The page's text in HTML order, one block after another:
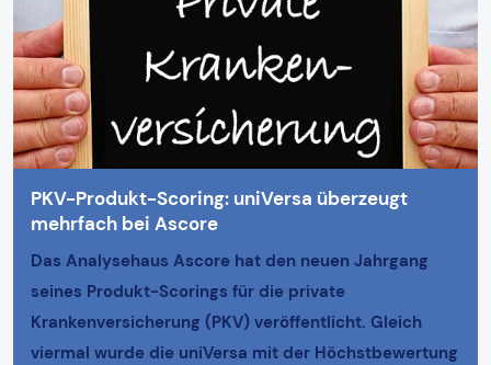
PKV-Produkt-Scoring: uniVersa überzeugt
mehrfach bei Ascore
Das Analysehaus Ascore hat den neuen Jahrgang
seines Produkt-Scorings für die private
Krankenversicherung (PKV) veröffentlicht. Gleich
viermal wurde die uniVersa mit der Höchstbewertung